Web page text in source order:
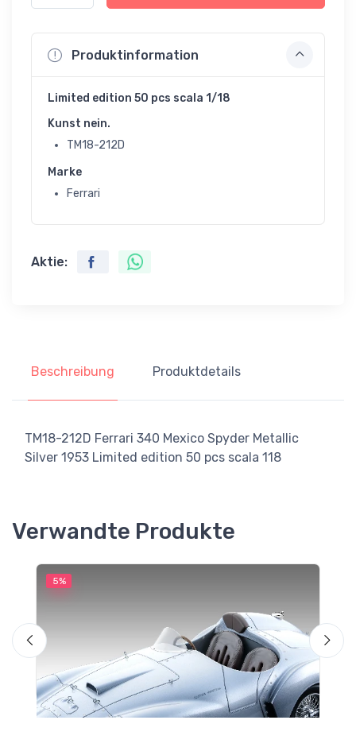
Produktinformation
Limited edition 50 pcs scala 1/18
Kunst nein.
TM18-212D
Marke
Ferrari
Aktie:
Beschreibung Produktdetails
TM18-212D Ferrari 340 Mexico Spyder Metallic
Silver 1953 Limited edition 50 pcs scala 118
Verwandte Produkte
5%